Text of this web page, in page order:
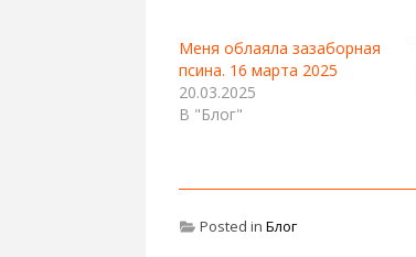
Меня облаяла зазаборная
псина. 16 марта 2025
20.03.2025
В "Блог"
Posted in Блог